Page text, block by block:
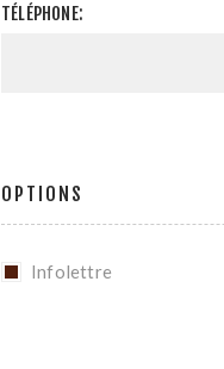
TÉLÉPHONE:
OPTIONS
Infolettre